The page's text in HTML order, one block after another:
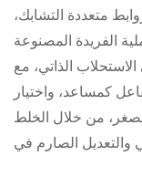
متعددة التشابك،
الفريدة المصنوعة
الذاتي، مع
كمساعد، واختيار
من خلال الخلط